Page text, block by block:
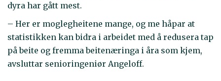
dyra har gått mest.
– Her er moglegheitene mange, og me håpar at
statistikken kan bidra i arbeidet med å redusera tap
på beite og fremma beitenæringa i åra som kjem,
avsluttar senioringeniør Angeloff.